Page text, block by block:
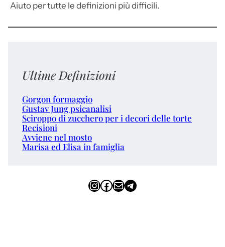
Aiuto per tutte le definizioni più difficili.
Ultime Definizioni
Gorgon formaggio
Gustav Jung psicanalisi
Sciroppo di zucchero per i decori delle torte
Recisioni
Avviene nel mosto
Marisa ed Elisa in famiglia
InstagramFacebook Email Telegram